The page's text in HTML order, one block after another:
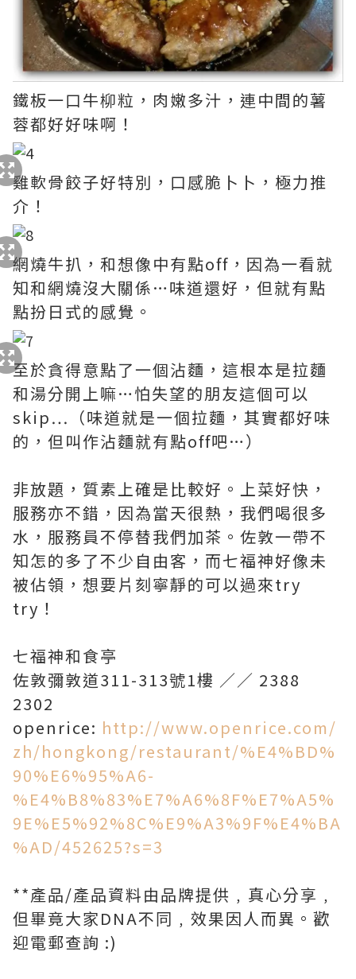
鐵板一口牛柳粒，肉嫩多汁，連中間的薯
蓉都好好味啊！
雞軟骨餃子好特別，口感脆卜卜，極力推
介！
網燒牛扒，和想像中有點off，因為一看就
知和網燒沒大關係…味道還好，但就有點
點扮日式的感覺。
至於貪得意點了一個沾麵，這根本是拉麵
和湯分開上嘛…怕失望的朋友這個可以
skip…（味道就是一個拉麵，其實都好味
的，但叫作沾麵就有點off吧…）
非放題，質素上確是比較好。上菜好快，
服務亦不錯，因為當天很熱，我們喝很多
水，服務員不停替我們加茶。佐敦一帶不
知怎的多了不少自由客，而七福神好像未
被佔領，想要片刻寧靜的可以過來try
try！
七福神和食亭
佐敦彌敦道311-313號1樓 ／／ 2388
2302
openrice: http://www.openrice.com/
zh/hongkong/restaurant/%E4%BD%
90%E6%95%A6-
%E4%B8%83%E7%A6%8F%E7%A5%
9E%E5%92%8C%E9%A3%9F%E4%BA
%AD/452625?s=3
**產品/產品資料由品牌提供﹐真心分享﹐
但畢竟大家DNA不同﹐效果因人而異。歡
迎電郵查詢 :)